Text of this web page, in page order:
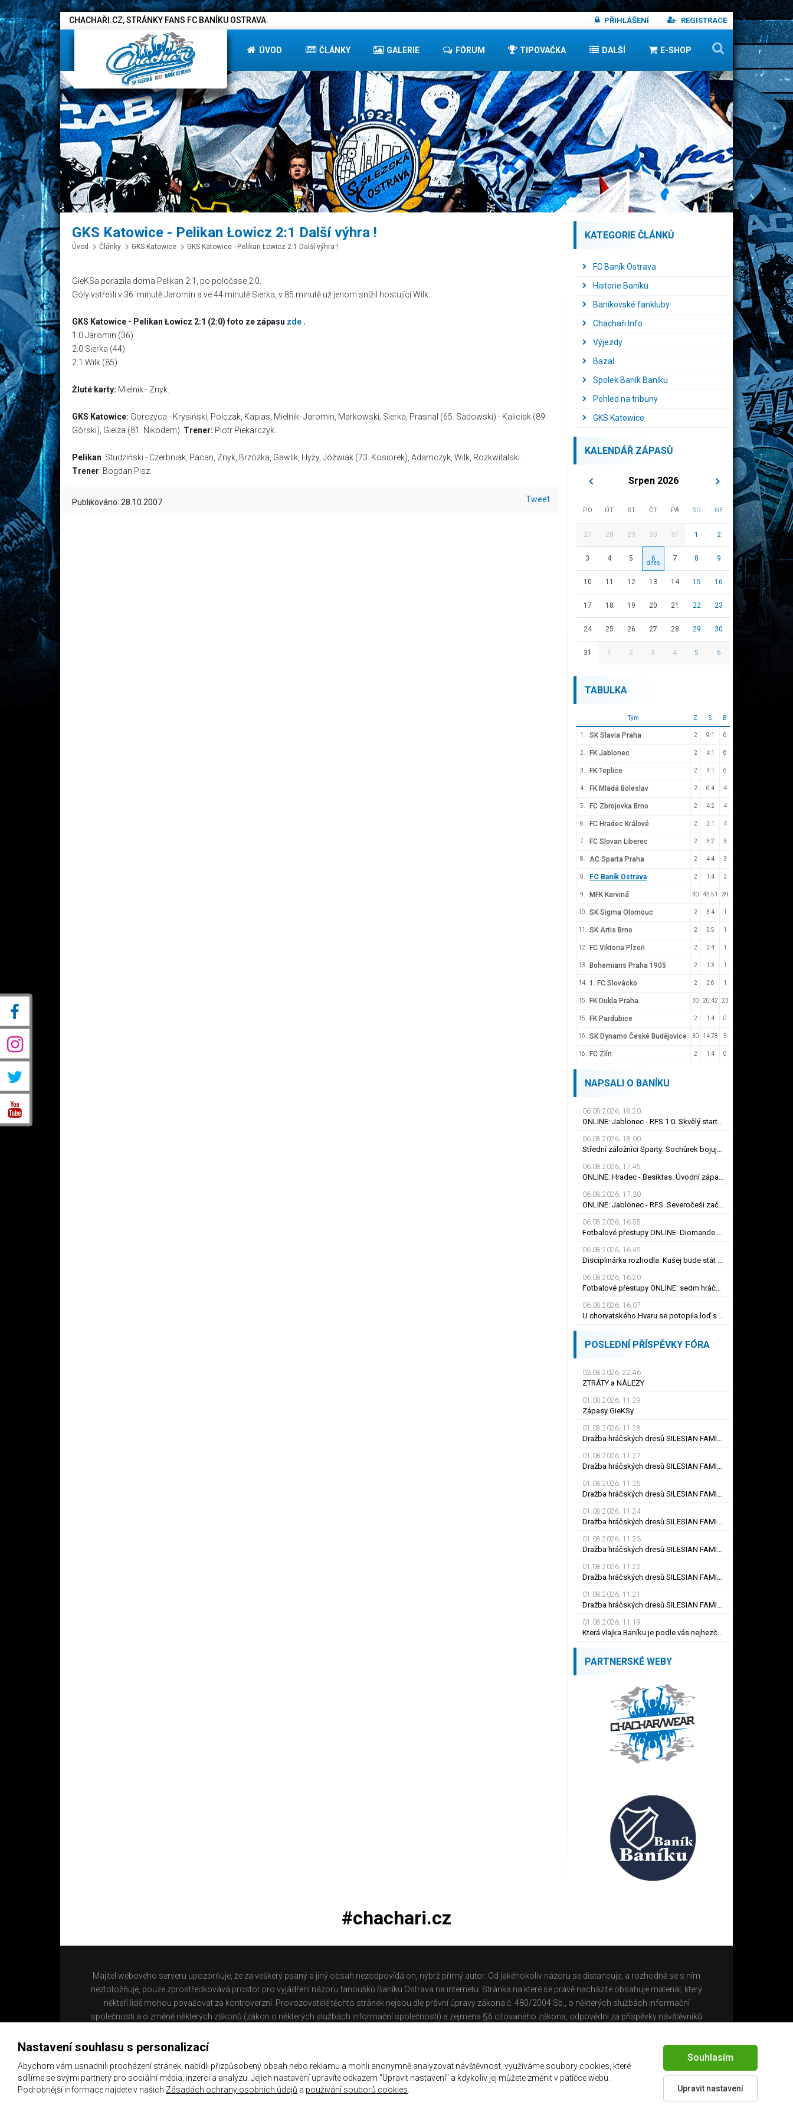
CHACHAŘI.CZ, STRÁNKY FANS FC BANÍKU OSTRAVA. PŘIHLÁŠENÍ REGISTRACE
ÚVOD ČLÁNKY GALERIE FÓRUM TIPOVAČKA DALŠÍ E-SHOP
GKS Katowice - Pelikan Łowicz 2:1 Další výhra !
Úvod Články GKS Katowice GKS Katowice - Pelikan Łowicz 2:1 Další výhra !
GieKSa porazila doma Pelikan 2:1, po poločase 2:0.
Góly vstřelili v 36. minutě Jaromin a ve 44.minutě Sierka, v 85.minutě už jenom snížil hostující Wilk.
GKS Katowice - Pelikan Łowicz 2:1 (2:0) foto ze zápasu zde .
1:0 Jaromin (36)
2:0 Sierka (44)
2:1 Wilk (85)
Żluté karty: Mielnik - Znyk.
GKS Katowice: Gorczyca - Krysiński, Polczak, Kapias, Mielnik- Jaromin, Markowski, Sierka, Prasnal (65. Sadowski) - Kaliciak (89.
Górski), Gielza (81. Nikodem). Trener: Piotr Piekarczyk.
Pelikan: Studziński - Czerbniak, Pacan, Znyk, Brzózka, Gawlik, Hyży, Jóźwiak (73. Kosiorek), Adamczyk, Wilk, Rozkwitalski.
Trener: Bogdan Pisz.
Publikováno: 28.10.2007 Tweet
KATEGORIE ČLÁNKŮ
FC Baník Ostrava
Historie Baníku
Baníkovské fankluby
Chachaři Info
Výjezdy
Bazal
Spolek Baník Baníku
Pohled na tribuny
GKS Katowice
KALENDÁŘ ZÁPASŮ
Srpen 2026
PO ÚT ST ČT PÁ SO NE
27 28 29 30 31 1 2
3 4 5 6 7 8 9
10 11 12 13 14 15 16
17 18 19 20 21 22 23
24 25 26 27 28 29 30
31 1 2 3 4 5 6
TABULKA
Tým Z S B
1. SK Slavia Praha 2 9:1 6
2. FK Jablonec 2 4:1 6
3. FK Teplice 2 4:1 6
4. FK Mladá Boleslav 2 6:4 4
5. FC Zbrojovka Brno 2 4:2 4
6. FC Hradec Králové 2 2:1 4
7. FC Slovan Liberec 2 3:2 3
8. AC Sparta Praha 2 4:4 3
9. FC Baník Ostrava 2 1:4 3
9. MFK Karviná 30 43:51 39
10. SK Sigma Olomouc 2 3:4 1
11. SK Artis Brno 2 3:5 1
12. FC Viktoria Plzeň 2 2:4 1
13. Bohemians Praha 1905 2 1:3 1
14. 1. FC Slovácko 2 2:6 1
15. FK Dukla Praha 30 20:42 23
15. FK Pardubice 2 1:4 0
16. SK Dynamo České Budějovice 30 14:78 5
16. FC Zlín 2 1:4 0
NAPSALI O BANÍKU
06.08.2026, 18.20
ONLINE: Jablonec - RFS 1:0. Skvělý start Severočechů! Čanturišviliho hlavička skončila v síti
06.08.2026, 18.00
Střední záložníci Sparty: Sochůrek bojuje s konkurencí, udrží se na Letné Hollý?
06.08.2026, 17.45
ONLINE: Hradec - Besiktas. Úvodní zápas 3. předkola Evropské ligy, za hosty hraje Černý
06.08.2026, 17.30
ONLINE: Jablonec - RFS. Severočeši začínají 3. předkolo Konferenční ligy na domácím hřišti
06.08.2026, 16.55
Fotbalové přestupy ONLINE: Diomande dokončil rekordní přestup do Realu. Jak je to s Nombilem?
06.08.2026, 16.45
Disciplinárka rozhodla: Kušej bude stát dva zápasy, Mosesovi byl prominut zbytek trestu
06.08.2026, 16.20
Fotbalové přestupy ONLINE: sedm hráčů Baníku si hledá angažmá, jak je to s Nombilem?
06.08.2026, 16.07
U chorvatského Hvaru se potopila loď s turisty. Místní přihlíželi a nepomohli
POSLEDNÍ PŘÍSPĚVKY FÓRA
03.08.2026, 22.46
ZTRÁTY a NÁLEZY
01.08.2026, 11.29
Zápasy GieKSy
01.08.2026, 11.28
Dražba hráčských dresů SILESIAN FAMILY - #25 Robert SADOWSKI
01.08.2026, 11.27
Dražba hráčských dresů SILESIAN FAMILY - #22
01.08.2026, 11.25
Dražba hráčských dresů SILESIAN FAMILY - #6
01.08.2026, 11.24
Dražba hráčských dresů SILESIAN FAMILY - #21 Jiří KLÍMA
01.08.2026, 11.23
Dražba hráčských dresů SILESIAN FAMILY - #19 Dyjan Carlos de AZEVEDO
01.08.2026, 11.22
Dražba hráčských dresů SILESIAN FAMILY - #5 Adam JÁNOŠ
01.08.2026, 11.21
Dražba hráčských dresů SILESIAN FAMILY - #1 Viktor BUDÍNSKÝ
01.08.2026, 11.19
Která vlajka Baníku je podle vás nejhezčí ?
PARTNERSKÉ WEBY
#chachari.cz
Majitel webového serveru upozorňuje, že za veškerý psaný a jiný obsah nezodpovídá on, nýbrž přímý autor. Od jakéhokoliv názoru se distancuje, a rozhodně se s ním
neztotožňuje, pouze zprostředkovává prostor pro vyjádření názoru fanoušků Baníku Ostrava na internetu. Stránka na které se právě nacházíte obsahuje materiál, který
někteří lidé mohou považovat za kontroverzní. Provozovatelé těchto stránek nejsou dle právní úpravy zákona č. 480/2004 Sb., o některých službách informační
společnosti a o změně některých zákonů (zákon o některých službách informační společnosti) a zejména §6 citovaného zákona, odpovědni za příspěvky návštěvníků
Created by
Nastavení souhlasu s personalizací
Abychom vám usnadnili procházení stránek, nabídli přizpůsobený obsah nebo reklamu a mohli anonymně analyzovat návštěvnost, využíváme soubory cookies, které
sdílíme se svými partnery pro sociální média, inzerci a analýzu. Jejich nastavení upravíte odkazem "Upravit nastavení" a kdykoliv jej můžete změnit v patičce webu.
Podrobnější informace najdete v našich Zásadách ochrany osobních údajů a používání souborů cookies
Souhlasím
Upravit nastavení